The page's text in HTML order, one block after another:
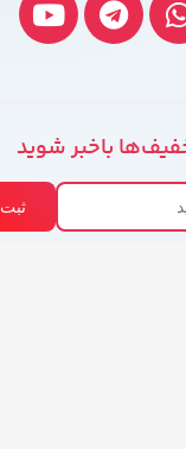
باخبر شوید
ثبت